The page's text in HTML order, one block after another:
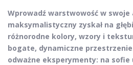
Wprowadź warstwowość w
maksymalistyczny zyskał na
różnorodne kolory, wzory i
bogate, dynamiczne
odważne eksperymenty: na sofie